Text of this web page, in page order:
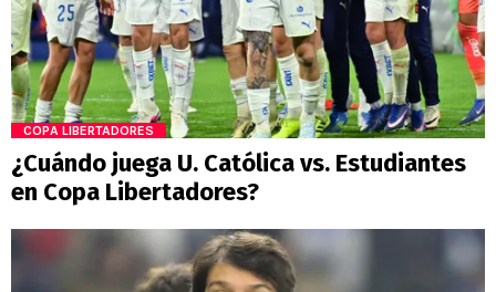
COPA LIBERTADORES
¿Cuándo juega U. Católica vs. Estudiantes
en Copa Libertadores?